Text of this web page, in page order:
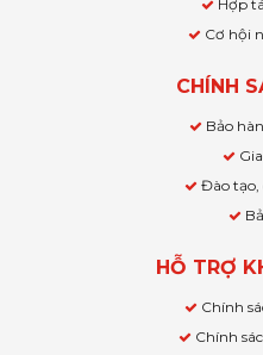
Hợp
Cơ hội
CHÍNH
Bảo
Đào tạo,
HỖ TRỢ
Chính
Chính